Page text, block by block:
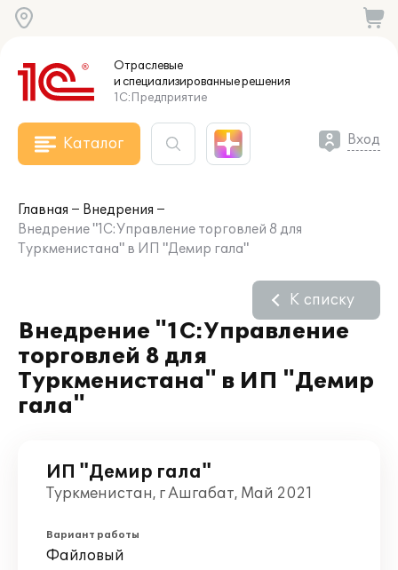
Отраслевые
и специализированныерешения
1С:Предприятие
Каталог Вход
Главная
Внедрения
Внедрение "1С:Управление торговлей 8 для
Туркменистана" в ИП "Демир гала"
Внедрение "1С:Управление
торговлей 8 для
Туркменистана" в ИП "Демир
гала"
К списку
ИП "Демир гала"
Туркменистан, г Ашгабат, Май 2021
Вариант работы
Файловый